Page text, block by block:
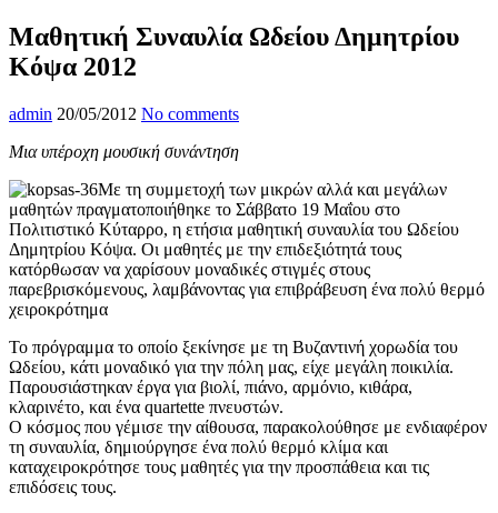
Mαθητική Συναυλία Ωδείου Δημητρίου
Κόψα 2012
admin 20/05/2012 No comments
Μια υπέροχη μουσική συνάντηση
Με τη συμμετοχή των μικρών αλλά και μεγάλων
μαθητών πραγματοποιήθηκε το Σάββατο 19 Μαΐου στο
Πολιτιστικό Κύταρρο, η ετήσια μαθητική συναυλία του Ωδείου
Δημητρίου Κόψα. Οι μαθητές με την επιδεξιότητά τους
κατόρθωσαν να χαρίσουν μοναδικές στιγμές στους
παρεβρισκόμενους, λαμβάνοντας για επιβράβευση ένα πολύ θερμό
χειροκρότημα
Το πρόγραμμα το οποίο ξεκίνησε με τη Βυζαντινή χορωδία του
Ωδείου, κάτι μοναδικό για την πόλη μας, είχε μεγάλη ποικιλία.
Παρουσιάστηκαν έργα για βιολί, πιάνο, αρμόνιο, κιθάρα,
κλαρινέτο, και ένα quartette πνευστών.
Ο κόσμος που γέμισε την αίθουσα, παρακολούθησε με ενδιαφέρον
τη συναυλία, δημιούργησε ένα πολύ θερμό κλίμα και
καταχειροκρότησε τους μαθητές για την προσπάθεια και τις
επιδόσεις τους.